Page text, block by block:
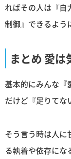
ればその人は『自
まとめ 愛は
基本的にみんな『
だけど『足りてな
そう言う時は人に
る執着や依存に